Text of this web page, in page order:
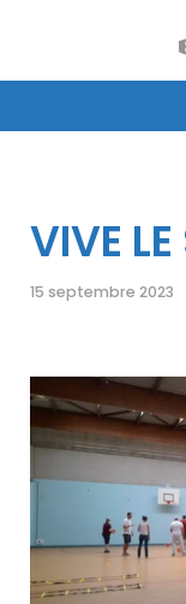
au
VIVE
15 septembre 2023